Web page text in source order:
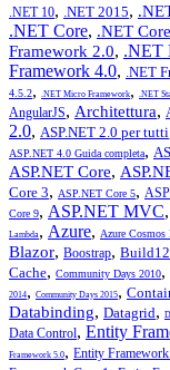
.NET 10, .NET 2015,
.NET Core, .NET
Framework 2.0, .NET
Framework 4.0, .NET
4.5.2, .NET Micro Framework, .NET
AngularJS, Architettura,
2.0, ASP.NET 2.0 per tutti
ASP.NET 4.0 Guida completa,
ASP.NET Core,
Core 3, ASP.NET Core 5,
Core 9, ASP.NET MVC,
Lambda, Azure, Azure Cosmos
Blazor, Boostrap, Build12
Cache, Community Days 2010,
2014, Community Days 2015,
Databinding, Datagrid,
Data Control, Entity
Framework 5.0, Entity